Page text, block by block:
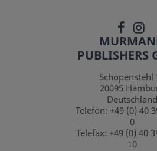
PUBLISHERS
Schopenstehl
20095
Deutschland
Telefon: +49 (0) 40
0
Telefax: +49 (0) 40
10